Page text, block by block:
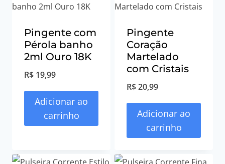
Pingente com
Pérola banho
2ml Ouro 18K
R$ 19,99
Adicionar ao
carrinho
Pingente
Coração
Martelado
com Cristais
R$20,99
Adicionar ao
carrinho